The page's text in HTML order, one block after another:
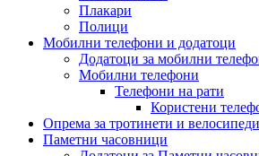
Плакари
Полици
Мобилни телефони и додатоци
Додатоци за мобилни
Мобилни телефони
Телефони на рати
Користени
Опрема за тротинети и велосипеди
Паметни часовници